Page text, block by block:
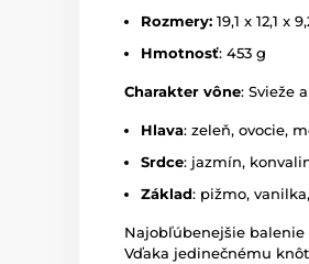
Rozmery: 19,1 x 12,1 x
Hmotnosť: 453 g
Charakter vône: Svieže
Hlava: zeleň, ovocie,
Srdce: jazmín,
Základ: pižmo,
Najobľúbenejšie balenie
Vďaka jedinečnému